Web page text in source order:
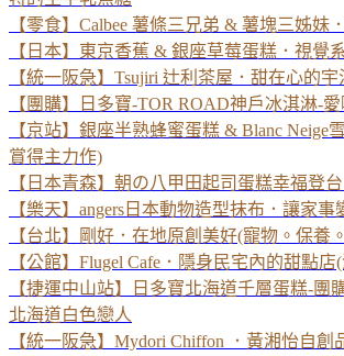
【零食】Calbee 薯條三兄弟 & 薯塊三姊妹
【日本】東京香蕉 & 銀座草莓蛋糕．視覺
【統一阪急】Tsujiri 辻利茶屋．甜在心的
【團購】日多寶-TOR ROAD神戶冰淇淋-
【京站】銀座半熟蜂蜜蛋糕 & Blanc Neige
賞得主力作)
【日本青森】朝の八甲田起司蛋糕幸福登
【樂天】angers日本動物造型抹布．讓家事
【台北】剛好．在地原創美好(寵物。保養
【公館】Flugel Cafe．隱身民宅內的甜點
【捷運中山站】日多寶北海道千層蛋糕-團
北海道白色戀人
【統一阪急】Mydori Chiffon ．黃湘怡自創